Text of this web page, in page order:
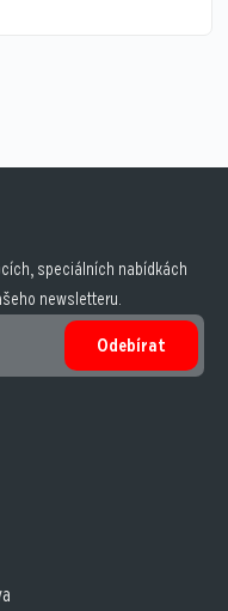
speciálních nabídkách
newsletteru.
Odebírat